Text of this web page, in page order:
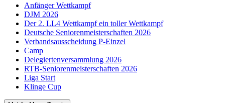
Anfänger Wettkampf
DJM 2026
Der 2. LL4 Wettkampf ein toller Wettkampf
Deutsche Seniorenmeisterschaften 2026
Verbandsausscheidung P-Einzel
Camp
Delegiertenversammlung 2026
RTB-Seniorenmeisterschaften 2026
Liga Start
Klinge Cup